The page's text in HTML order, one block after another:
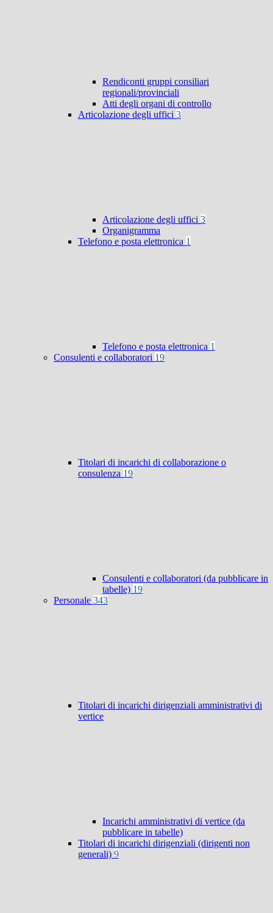
Rendiconti gruppi consiliari
regionali/provinciali
Atti degli organi di controllo
Articolazione degli uffici 3
Articolazione degli uffici 3
Organigramma
Telefono e posta elettronica 1
Telefono e posta elettronica 1
Consulenti e collaboratori 19
Titolari di incarichi di collaborazione o
consulenza 19
Consulenti e collaboratori (da pubblicare in
tabelle) 19
Personale 343
Titolari di incarichi dirigenziali amministrativi di
vertice
Incarichi amministrativi di vertice (da
pubblicare in tabelle)
Titolari di incarichi dirigenziali (dirigenti non
generali) 9